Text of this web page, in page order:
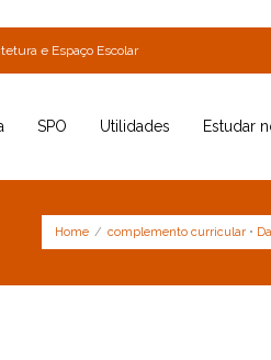
e Espaço Escolar
SPO Utilidades Estudar
Home / complemento curricular •